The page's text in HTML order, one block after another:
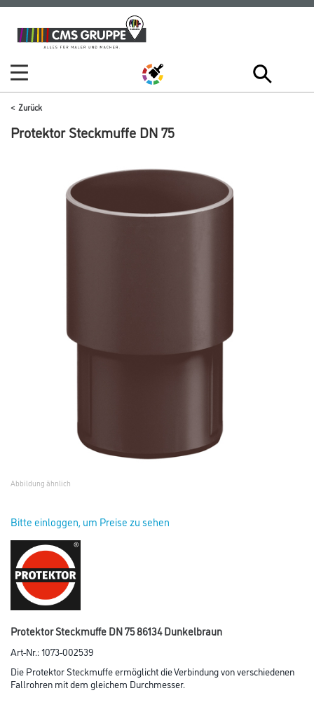
Zum
Inhalt
Zum
Navigationsmenü
Zurück
Protektor Steckmuffe DN 75
Abbildung ähnlich
Bitte einloggen, um Preise zu sehen
Protektor Steckmuffe DN 75 86134 Dunkelbraun
Art-Nr.:1073-002539
Die Protektor Steckmuffe ermöglicht die Verbindung von verschiedenen
Fallrohren mit dem gleichem Durchmesser.